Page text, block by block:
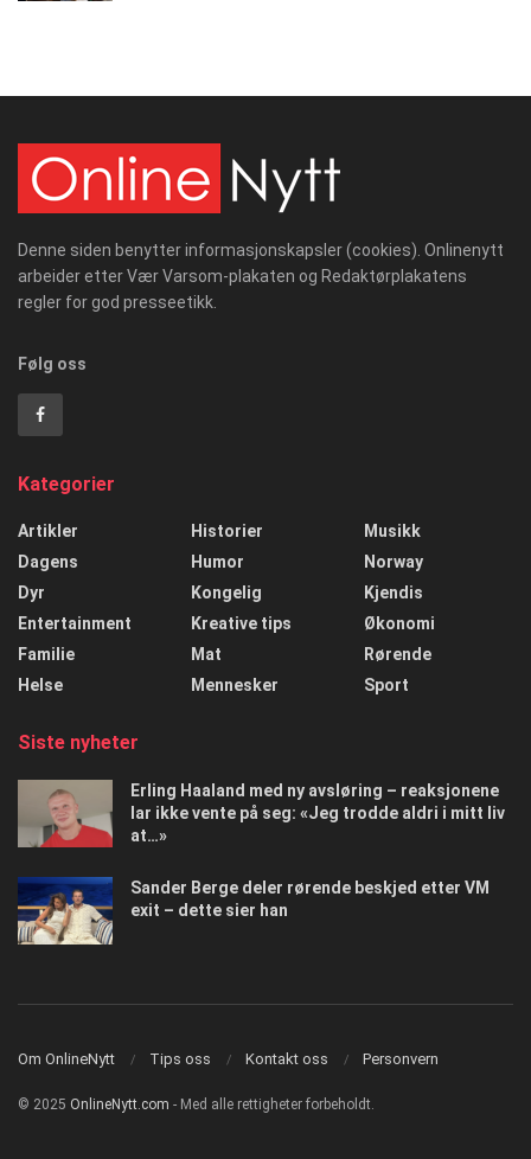
Denne siden benytter informasjonskapsler (cookies). Onlinenytt
arbeider etter Vær Varsom-plakaten og Redaktørplakatens
regler for god presseetikk.
Følg oss
Kategorier
Artikler
Dagens
Dyr
Entertainment
Familie
Helse
Historier
Humor
Kongelig
Kreative tips
Mat
Mennesker
Musikk
Norway
Kjendis
Økonomi
Rørende
Sport
Siste nyheter
Erling Haaland med ny avsløring – reaksjonene
lar ikke vente på seg: «Jeg trodde aldri i mitt liv
at…»
Sander Berge deler rørende beskjed etter VM
exit – dette sier han
Om OnlineNytt Tips oss Kontakt oss Personvern
© 2025 OnlineNytt.com - Med alle rettigheter forbeholdt.